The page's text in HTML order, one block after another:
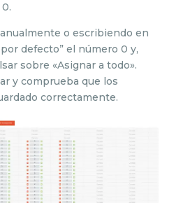
o escribiendo en
defecto” el número 0 y,
sobre «Asignar a todo».
y comprueba que los
correctamente.